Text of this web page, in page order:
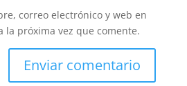
correo electrónico y web en
la próxima vez que comente.